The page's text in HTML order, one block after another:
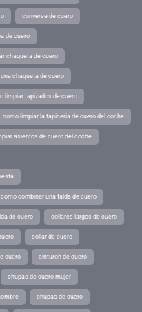
converse de cuero
de cuero
chaqueta de cuero
chaqueta de cuero
limpiar tapizados de cuero
como limpiar la tapiceria de cuero del coche
asientos de cuero del coche
como combinar una falda de cuero
de cuero collares largos de cuero
collar de cuero
cuero cinturon de cuero
chupas de cuero mujer
chupas de cuero